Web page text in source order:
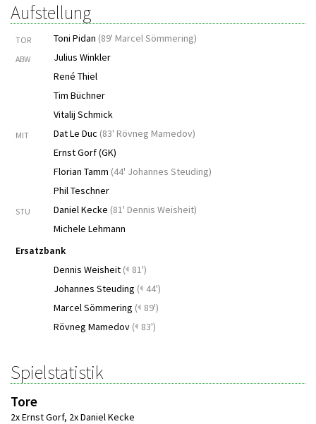
Aufstellung
TOR Toni Pidan (89' Marcel Sömmering)
ABW
Julius Winkler
René Thiel
Tim Büchner
Vitalij Schmick
MIT Dat Le Duc (83' Rövneg Mamedov)
Ernst Gorf (GK)
Florian Tamm (44' Johannes Steuding)
Phil Teschner
STU Daniel Kecke (81' Dennis Weisheit)
Michele Lehmann
Ersatzbank
Dennis Weisheit ( 81')
Johannes Steuding ( 44')
Marcel Sömmering ( 89')
Rövneg Mamedov ( 83')
Spielstatistik
Tore
2x Ernst Gorf, 2x Daniel Kecke